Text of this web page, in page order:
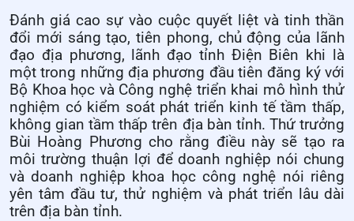
Đánh giá cao sự vào cuộc quyết liệt và tinh thần
đổi mới sáng tạo, tiên phong, chủ động của lãnh
đạo địa phương, lãnh đạo tỉnh Điện Biên khi là
một trong những địa phương đầu tiên đăng ký với
Bộ Khoa học và Công nghệ triển khai mô hình thử
nghiệm có kiểm soát phát triển kinh tế tầm thấp,
không gian tầm thấp trên địa bàn tỉnh. Thứ trưởng
Bùi Hoàng Phương cho rằng điều này sẽ tạo ra
môi trường thuận lợi để doanh nghiệp nói chung
và doanh nghiệp khoa học công nghệ nói riêng
yên tâm đầu tư, thử nghiệm và phát triển lâu dài
trên địa bàn tỉnh.